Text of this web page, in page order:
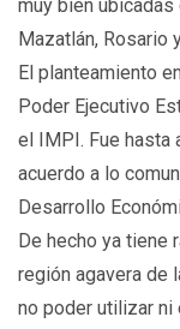
muy bien
Mazatlán, Rosario
El planteamiento
Poder Ejecutivo
el IMPI. Fue hasta
acuerdo a lo
Desarrollo
De hecho ya tiene
región agavera de
no poder utilizar ni